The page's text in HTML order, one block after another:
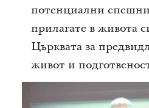
потенциални
прилагате в живота
Църквата за
живот и